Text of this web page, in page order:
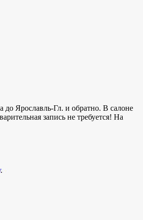
до Ярославль-Гл. и обратно. В салоне
запись не требуется! На
.